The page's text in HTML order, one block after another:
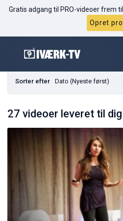
Gratis adgang til PRO-videoer frem
Opret
Sorter efter Dato (Nyeste først)
27 videoer leveret til dig